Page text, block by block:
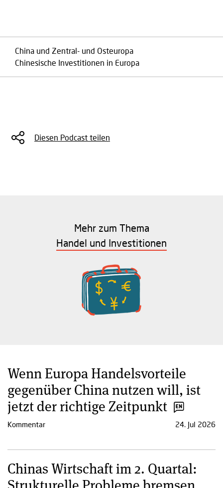
China und Zentral- und Osteuropa
Chinesische Investitionen in Europa
Diesen Podcast teilen
Mehr zum Thema
Handel und Investitionen
Wenn Europa Handelsvorteile
gegenüber China nutzen will, ist
jetzt der richtige Zeitpunkt
Kommentar 24. Jul 2026
Chinas Wirtschaft im 2. Quartal: